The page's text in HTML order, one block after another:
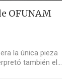
OFUNAM
la única pieza
también el…